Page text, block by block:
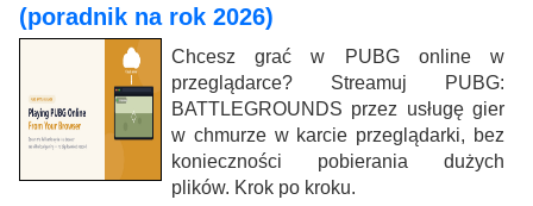
(poradnik na rok 2026)
Chcesz grać w PUBG online w
przeglądarce? Streamuj PUBG:
BATTLEGROUNDS przez usługę gier
w chmurze w karcie przeglądarki, bez
konieczności pobierania dużych
plików. Krok po kroku.